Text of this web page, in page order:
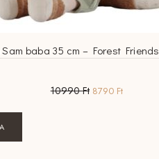
baba 35 cm – Forest Friends
10990Ft Original
8790 FtCurrent